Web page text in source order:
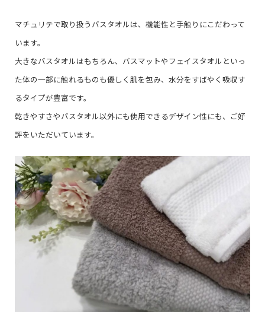
マチュリテで取り扱うバスタオルは、機能性と手触りにこだわって
います。
大きなバスタオルはもちろん、バスマットやフェイスタオルといっ
た体の一部に触れるものも優しく肌を包み、水分をすばやく吸収す
るタイプが豊富です。
乾きやすさやバスタオル以外にも使用できるデザイン性にも、ご好
評をいただいています。